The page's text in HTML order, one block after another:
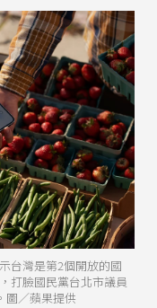
台灣是第2個開放的國
打臉國民黨台北市議員
圖／蘋果提供